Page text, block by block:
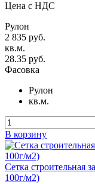
Цена с НДС
Рулон
2 835 руб.
кв.м.
28.35 руб.
Фасовка
Рулон
кв.м.
В корзину
Сетка строительная
100г/м2)